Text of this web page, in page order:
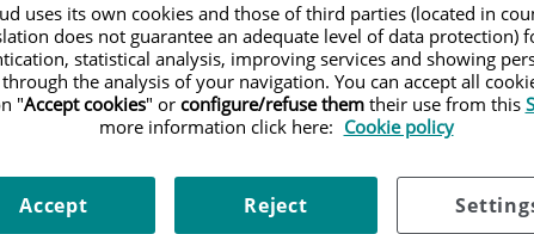
Chequeos
Cardiovasculares
y Segunda
Opinión
Cardiología
intervencionista
y
hemodinámica
Equipo Médico
Solicita más
uses its own cookies and those of third parties (located in
does not guarantee an adequate level of data protection)
statistical analysis, improving services and showing
the analysis of your navigation. You can accept all
"Accept cookies" or configure/refuse themtheir use from this
more information click here: Cookie policy
Reject
Accept